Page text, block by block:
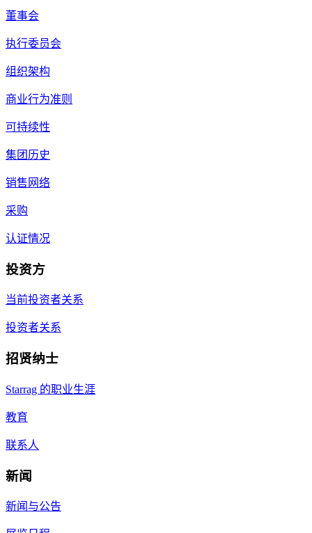
董事会
执行委员会
组织架构
商业行为准则
可持续性
集团历史
销售网络
采购
认证情况
投资方
当前投资者关系
投资者关系
招贤纳士
Starrag 的职业生涯
教育
联系人
新闻
新闻与公告